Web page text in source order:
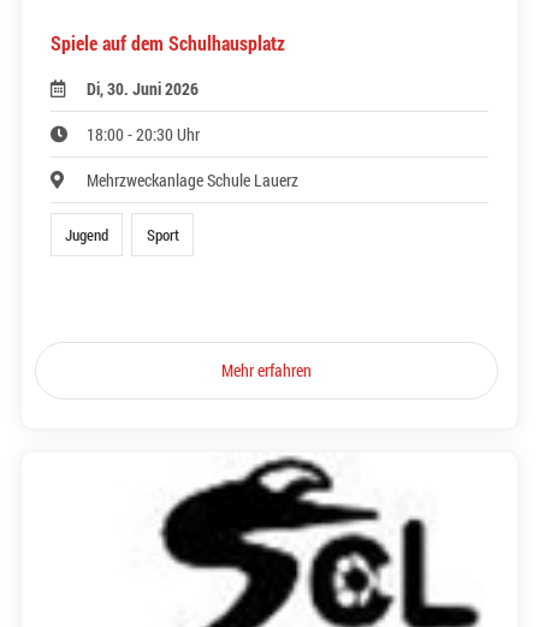
Spiele auf dem Schulhausplatz
Di, 30. Juni 2026
18:00 - 20:30 Uhr
Mehrzweckanlage Schule Lauerz
Jugend Sport
Mehr erfahren